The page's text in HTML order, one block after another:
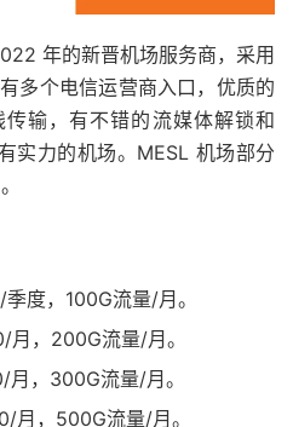
年的新晋机场服务商，采用
多个电信运营商入口，优质的
传输，有不错的流媒体解锁和
实力的机场。MESL 机场部分
度，100G流量/月。
，200G流量/月。
，300G流量/月。
月，500G流量/月。